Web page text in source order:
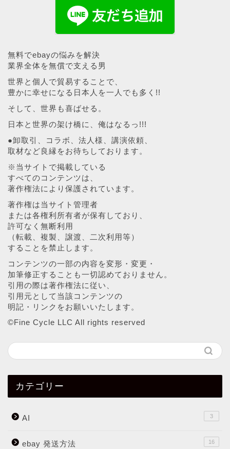
無料でebayの悩みを解決
業界全体を無償で支える男
世界と個人で貿易することで、
豊かに幸せになる日本人を一人でも多く!!
そして、世界も喜ばせる。
日本と世界の架け橋に、俺はなるっ!!!
●卸取引、コラボ、法人様、講演依頼、
取材など良縁をお待ちしております。
※当サイトで掲載している
すべてのコンテンツは、
著作権法により保護されています。
著作権は当サイト管理者
または各権利所有者が保有しており、
許可なく無断利用
（転載、複製、譲渡、二次利用等）
することを禁止します。
コンテンツの一部の内容を変形・変更・
加筆修正することも一切認めておりません。
引用の際は著作権法に従い、
引用元として当該コンテンツの
明記・リンクをお願いいたします。
©︎Fine Cycle LLC All rights reserved
カテゴリー
AI 3
ebay 発送方法 16